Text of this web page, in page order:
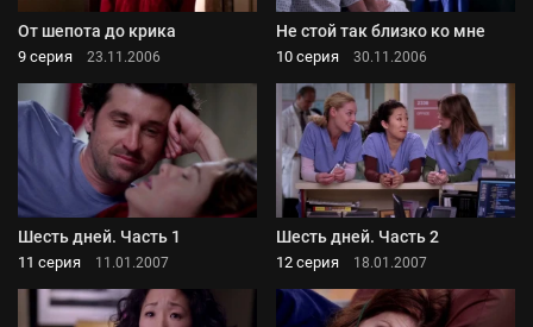
От шепота до крика
9 серия 23.11.2006
Не стой так близко ко мне
10 серия 30.11.2006
Шесть дней. Часть 1
11 серия 11.01.2007
Шесть дней. Часть 2
12 серия 18.01.2007